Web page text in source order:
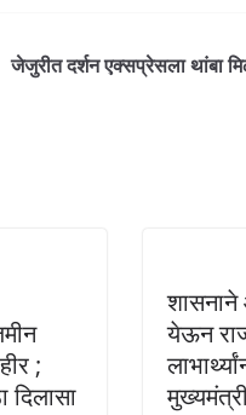
जेजुरीत दर्शन एक्सप्रेसला थांबा
;
दिलासा
शासनाने
येऊन